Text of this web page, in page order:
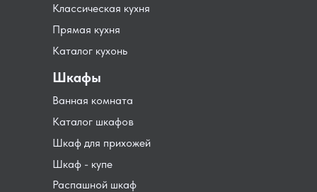
Распашной шкаф
Шкаф для прихожей
Шкаф - купе
Каталог шкафов
Ванная комната
Классическая кухня
Шкафы
Прямая кухня
Каталог кухонь